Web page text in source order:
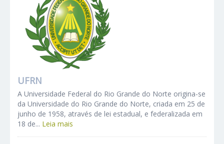
UFRN
A Universidade Federal do Rio Grande do Norte origina-se
da Universidade do Rio Grande do Norte, criada em 25 de
junho de 1958, através de lei estadual, e federalizada em
18 de... Leia mais